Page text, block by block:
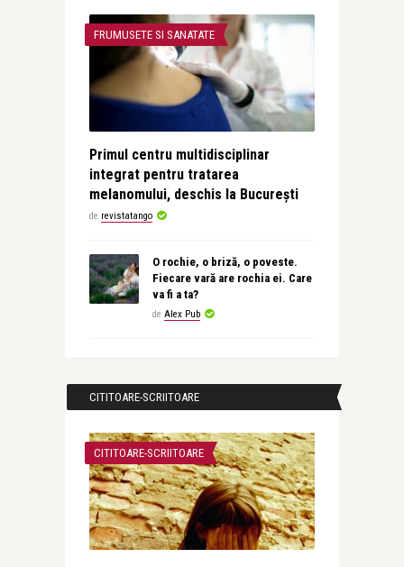
FRUMUSETE SI SANATATE
Primul centru multidisciplinar
integrat pentru tratarea
melanomului, deschis la București
de revistatango
O rochie, o briză, o poveste.
Fiecare vară are rochia ei. Care
va fi a ta?
de Alex Pub
CITITOARE-SCRIITOARE
CITITOARE-SCRIITOARE